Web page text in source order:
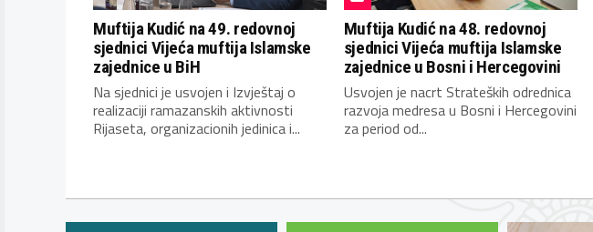
Muftija Kudić na 49. redovnoj
sjednici Vijeća muftija Islamske
zajednice u BiH
Na sjednici je usvojen i Izvještaj o
realizaciji ramazanskih aktivnosti
Rijaseta, organizacionih jedinica i...
Muftija Kudić na 48. redovnoj
sjednici Vijeća muftija Islamske
zajednice u Bosni i Hercegovini
Usvojen je nacrt Strateških odrednica
razvoja medresa u Bosni i Hercegovini
za period od...